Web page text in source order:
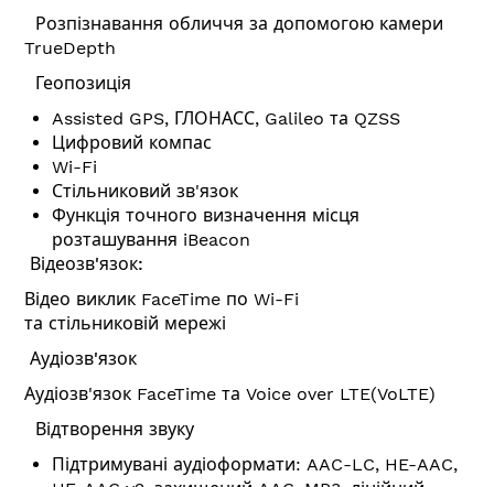
Розпізнавання обличчя за допомогою камери
TrueDepth
Геопозиція
Assisted GPS, ГЛОНАСС, Galileo та QZSS
Цифровий компас
Wi-Fi
Стільниковий зв'язок
Функція точного визначення місця
розташування iBeacon
Відеозв'язок:
Відео виклик FaceTime по Wi-Fi
та стільниковій мережі
Аудіозв'язок
Аудіозв'язок FaceTime та Voice over LTE(VoLTE)
Відтворення звуку
Підтримувані аудіоформати: AAC-LC, HE-AAC,